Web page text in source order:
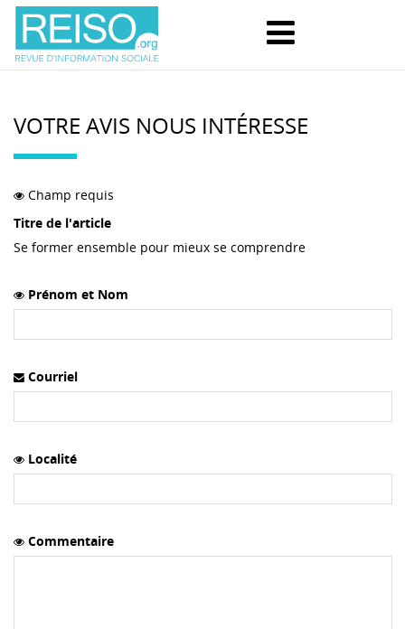
VOTRE AVIS NOUS INTÉRESSE
Champ requis
Titre de l'article
Se former ensemble pour mieux se comprendre
Prénom et Nom
Courriel
Localité
Commentaire